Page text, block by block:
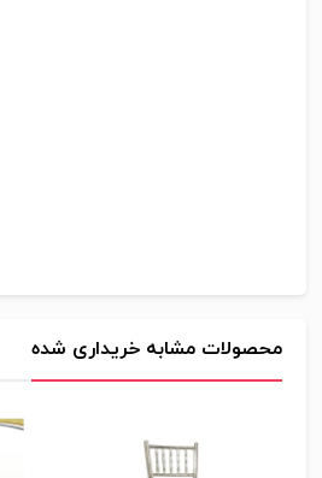
محصولات مشابه خریداری شده